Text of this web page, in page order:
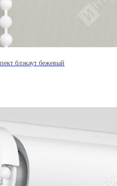
блэкаут бежевый